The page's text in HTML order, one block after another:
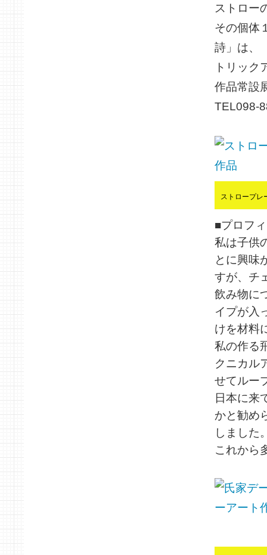
ストロー
その個体
詩」は、
トリック
作品常
TEL098-
ストロープレ
■プロフ
私は子供
とに興味
すが、チ
飲み物に
イプが入
けを材料
私の作る
クニカル
せてルー
日本に来
かと勧め
しました
これから